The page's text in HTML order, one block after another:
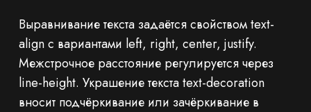
Выравнивание текста задаётся свойством text-
align с вариантами left, right, center, justify.
Межстрочное расстояние регулируется через
line-height. Украшение текста text-decoration
вносит подчёркивание или зачёркивание в